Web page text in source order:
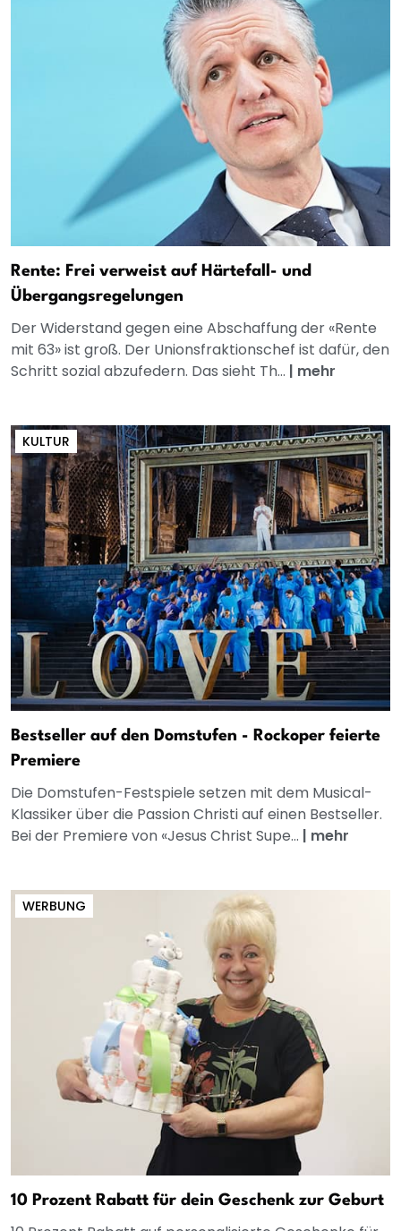
Rente: Frei verweist auf Härtefall- und
Übergangsregelungen
Der Widerstand gegen eine Abschaffung der «Rente
mit 63» ist groß. Der Unionsfraktionschef ist dafür, den
Schritt sozial abzufedern. Das sieht Th... | mehr
KULTUR
Bestseller auf den Domstufen - Rockoper feierte
Premiere
Die Domstufen-Festspiele setzen mit dem Musical-
Klassiker über die Passion Christi auf einen Bestseller.
Bei der Premiere von «Jesus Christ Supe... | mehr
WERBUNG
10 Prozent Rabatt für dein Geschenk zur Geburt